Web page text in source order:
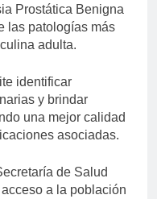
Prostática Benigna
las patologías más
adulta.
identificar
y brindar
una mejor calidad
asociadas.
de Salud
a la población